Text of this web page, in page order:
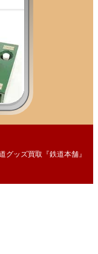
グッズ買取『鉄道本舗』